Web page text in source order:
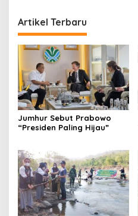
Artikel Terbaru
Jumhur Sebut Prabowo
“Presiden Paling Hijau”